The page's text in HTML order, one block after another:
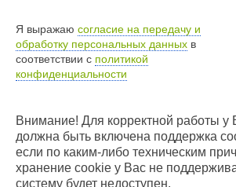
Я выражаю согласие на передачу и
обработку персональных данных в
соответствии с политикой
конфиденциальности
Внимание! Для корректной работы у
должна быть включена поддержка
если по каким-либо техническим
хранение cookie у Вас не
систему будет недоступен.